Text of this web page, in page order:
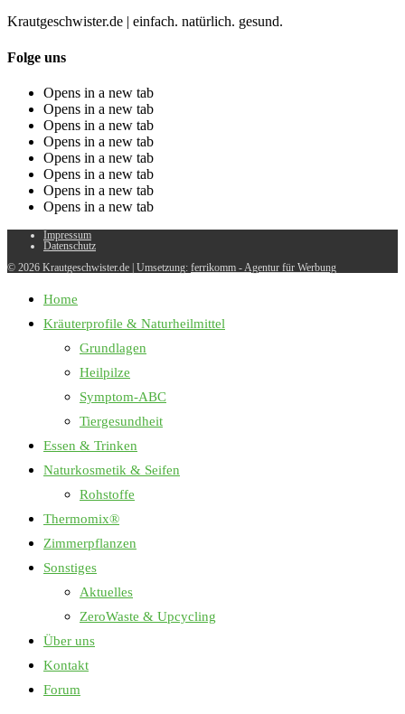
Krautgeschwister.de | einfach. natürlich. gesund.
Folge uns
Opens in a new tab
Opens in a new tab
Opens in a new tab
Opens in a new tab
Opens in a new tab
Opens in a new tab
Opens in a new tab
Opens in a new tab
Impressum
Datenschutz
© 2026 Krautgeschwister.de | Umsetzung: ferrikomm - Agentur für Werbung
Home
Kräuterprofile & Naturheilmittel
Grundlagen
Heilpilze
Symptom-ABC
Tiergesundheit
Essen & Trinken
Naturkosmetik & Seifen
Rohstoffe
Thermomix®
Zimmerpflanzen
Sonstiges
Aktuelles
ZeroWaste & Upcycling
Über uns
Kontakt
Forum